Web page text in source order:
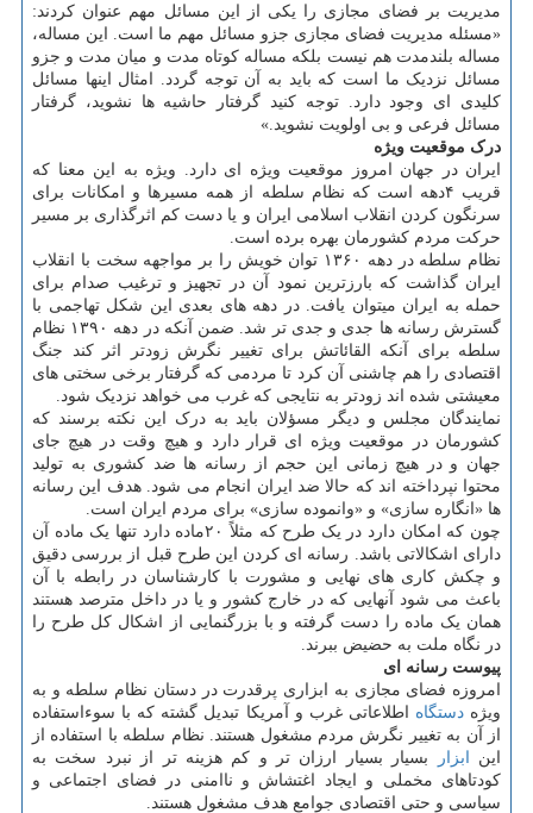
مدیریت بر فضای مجازی را یکی از این مسائل مهم عنوان کردند:
«مسئله مدیریت فضای مجازی جزو مسائل مهم ما است. این مساله،
مساله بلندمدت هم نیست بلکه مساله کوتاه مدت و میان مدت و جزو
مسائل نزدیک ما است که باید به آن توجه گردد. امثال اینها مسائل
کلیدی ای وجود دارد. توجه کنید گرفتار حاشیه ها نشوید، گرفتار
مسائل فرعی و بی اولویت نشوید.»
درک موقعیت ویژه
ایران در جهان امروز موقعیت ویژه ای دارد. ویژه به این معنا که
قریب ۴دهه است که نظام سلطه از همه مسیرها و امکانات برای
سرنگون کردن انقلاب اسلامی ایران و یا دست کم اثرگذاری بر مسیر
حرکت مردم کشورمان بهره برده است.
نظام سلطه در دهه ۱۳۶۰ توان خویش را بر مواجهه سخت با انقلاب
ایران گذاشت که بارزترین نمود آن در تجهیز و ترغیب صدام برای
حمله به ایران میتوان یافت. در دهه های بعدی این شکل تهاجمی با
گسترش رسانه ها جدی و جدی تر شد. ضمن آنکه در دهه ۱۳۹۰ نظام
سلطه برای آنکه القائاتش برای تغییر نگرش زودتر اثر کند جنگ
اقتصادی را هم چاشنی آن کرد تا مردمی که گرفتار برخی سختی های
معیشتی شده اند زودتر به نتایجی که غرب می خواهد نزدیک شود.
نمایندگان مجلس و دیگر مسؤلان باید به درک این نکته برسند که
کشورمان در موقعیت ویژه ای قرار دارد و هیچ وقت در هیچ جای
جهان و در هیچ زمانی این حجم از رسانه ها ضد کشوری به تولید
محتوا نپرداخته اند که حالا ضد ایران انجام می شود. هدف این رسانه
ها «انگاره سازی» و «وانموده سازی» برای مردم ایران است.
چون که امکان دارد در یک طرح که مثلاً ۲۰ماده دارد تنها یک ماده آن
دارای اشکالاتی باشد. رسانه ای کردن این طرح قبل از بررسی دقیق
و چکش کاری های نهایی و مشورت با کارشناسان در رابطه با آن
باعث می شود آنهایی که در خارج کشور و یا در داخل مترصد هستند
همان یک ماده را دست گرفته و با بزرگنمایی از اشکال کل طرح را
در نگاه ملت به حضیض ببرند.
پیوست رسانه ­ای
امروزه فضای مجازی به ابزاری پرقدرت در دستان نظام سلطه و به
ویژهدستگاه اطلاعاتی غرب و آمریکا تبدیل گشته که با سوءاستفاده
از آن به تغییر نگرش مردم مشغول هستند. نظام سلطه با استفاده از
این ابزار
بسیار بسیار ارزان تر و کم هزینه تر از نبرد سخت به
کودتاهای مخملی و ایجاد اغتشاش و ناامنی در فضای اجتماعی و
سیاسی و حتی اقتصادی جوامع هدف مشغول هستند.